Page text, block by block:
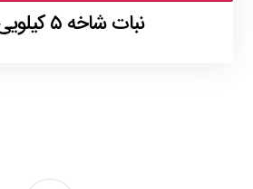
نبات شاخه ۵ کیلویی ساده